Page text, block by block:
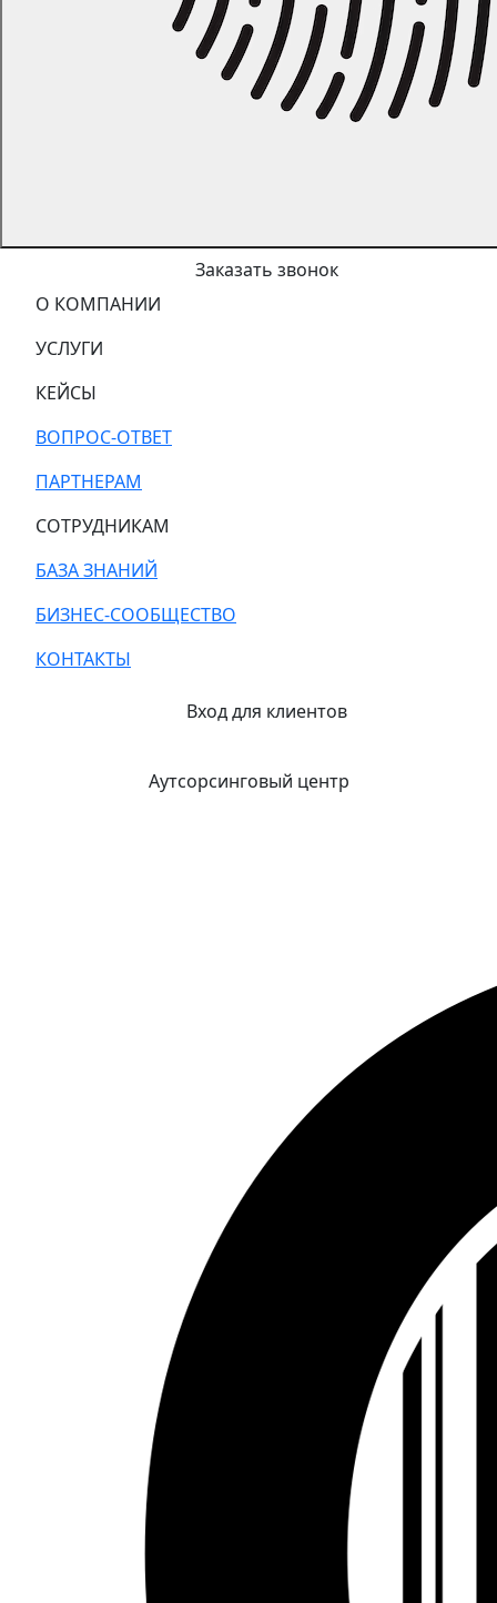
Заказать звонок
О КОМПАНИИ
УСЛУГИ
КЕЙСЫ
ВОПРОС-ОТВЕТ
ПАРТНЕРАМ
СОТРУДНИКАМ
БАЗА ЗНАНИЙ
БИЗНЕС-СООБЩЕСТВО
КОНТАКТЫ
Вход для клиентов
Аутсорсинговый центр